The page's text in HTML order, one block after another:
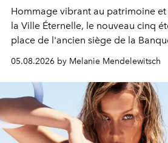
Hommage vibrant au patrimoine
la Ville Éternelle, le nouveau cinq
place de l'ancien siège de la
de vivre Romain dans toute son
05.08.2026 by Melanie Mendelewitsch